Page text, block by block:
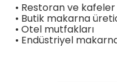
• Restoran ve kafeler
• Butik makarna
• Otel mutfakları
• Endüstriyel